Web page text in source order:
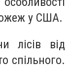
у США.
лісів від
спільного.